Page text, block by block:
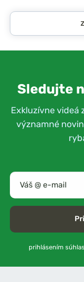
Sledujte
Exkluzívne videá
významné
prihlásením